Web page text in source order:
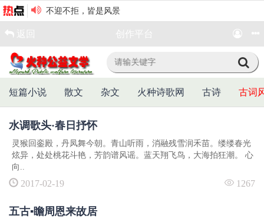
不迎不拒，皆是风景
茅屋风雨夜
未来是多么美好
倒置的世界（6首）
咏长白山十六峰
我家养的那只猫
挤时间多泡书香
等待
小城，与不确定性的墙
返回 创作平台
短篇小说 散文 杂文 火种诗歌网 古诗 古词
水调歌头·春日抒怀
灵猴回銮殿，丹凤舞今朝。青山听雨，消融残雪润禾苗。缕缕春光
炫异，处处桃花斗艳，芳韵谱风谣。蓝天翔飞鸟，大海拍狂潮。 心
向..
2017-02-19 1267
五古▪瞻周恩来故居